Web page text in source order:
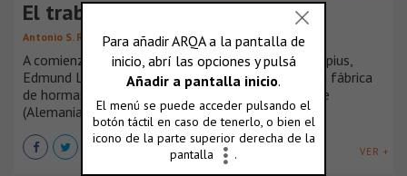
El trabajador y la luz
Antonio S. Río Vázquez
A comienzos de 1923 y por encargo de Walter Gropius,
Edmund Lill realizó un reportaje fotográfico de la fábrica
de hormas para zapatos Fagus en Alfeld a. d. Leine
(Alemania), construida entre 1911 y 1913.
VER +